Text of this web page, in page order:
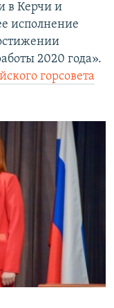
в Керчи и
исполнение
2020 года».
горсовета